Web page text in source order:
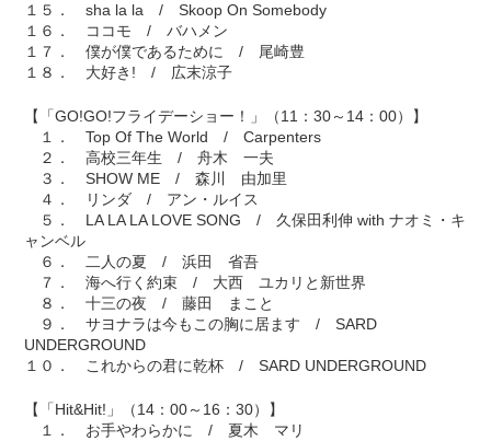
１５． sha la la / Skoop On Somebody
１６． ココモ / バハメン
１７． 僕が僕であるために / 尾崎豊
１８． 大好き! / 広末涼子
【「GO!GO!フライデーショー！」（11：30～14：00）】
１． Top Of The World / Carpenters
２． 高校三年生 / 舟木 一夫
３． SHOW ME / 森川 由加里
４． リンダ / アン・ルイス
５． LA LA LA LOVE SONG / 久保田利伸 with ナオミ・キ
ャンベル
６． 二人の夏 / 浜田 省吾
７． 海へ行く約束 / 大西 ユカリと新世界
８． 十三の夜 / 藤田 まこと
９． サヨナラは今もこの胸に居ます / SARD
UNDERGROUND
１０． これからの君に乾杯 / SARD UNDERGROUND
【「Hit&Hit!」（14：00～16：30）】
１． お手やわらかに / 夏木 マリ